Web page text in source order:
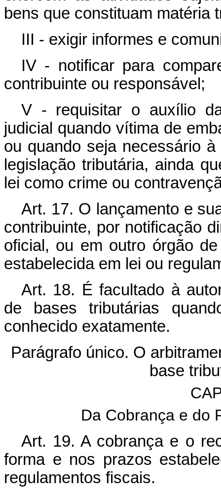
bens que constituam matéria
III - exigir informes e
IV - notificar para
contribuinte ou responsável;
V - requisitar o auxílio
judicial quando vítima de
ou quando seja necessário
legislação tributária, ainda
lei como crime ou
Art. 17. O lançamento e
contribuinte, por notificação
oficial, ou em outro órgão
estabelecida em lei ou
Art. 18. É facultado à
de bases tributárias
conhecido exatamente.
Parágrafo único. O
base
Da Cobrança e do
Art. 19. A cobrança e o
forma e nos prazos
regulamentos fiscais.